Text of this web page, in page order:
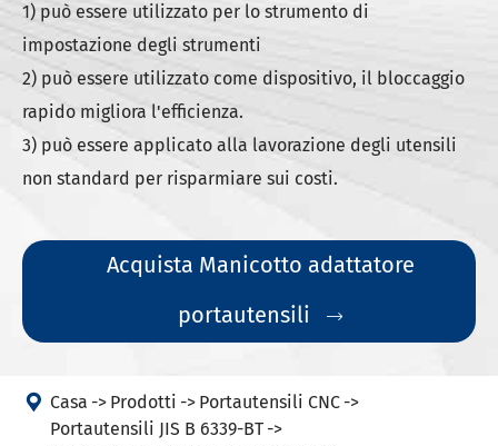
1) può essere utilizzato per lo strumento di
impostazione degli strumenti
2) può essere utilizzato come dispositivo, il bloccaggio
rapido migliora l'efficienza.
3) può essere applicato alla lavorazione degli utensili
non standard per risparmiare sui costi.
Acquista Manicotto adattatore
portautensili

 Casa Prodotti
Portautensili CNC
Portautensili JIS B 6339-BT